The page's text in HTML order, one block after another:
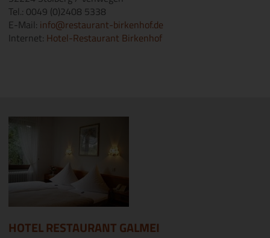
Tel.: 0049 (0)2408 5338
E-Mail: info@restaurant-birkenhof.de
Internet: Hotel-Restaurant Birkenhof
HOTEL RESTAURANT GALMEI